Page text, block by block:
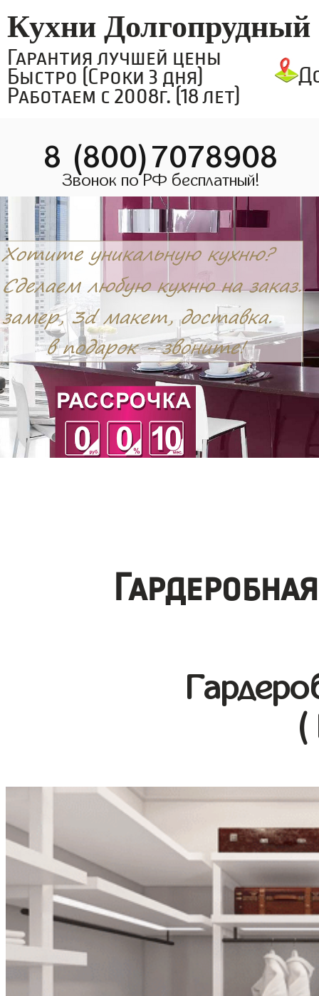
Кухни Долгопрудный
Гарантия лучшей цены
Быстро (Сроки 3 дня)
Работаем с 2008г. (18 лет)
8 (800)7078908
Звонок по РФ бесплатный!
(